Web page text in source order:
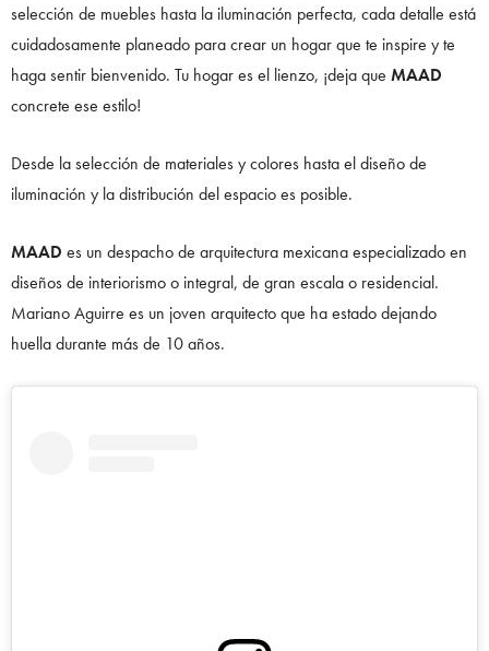
selección de muebles hasta la iluminación perfecta, cada detalle está
cuidadosamente planeado para crear un hogar que te inspire y te
haga sentir bienvenido. Tu hogar es el lienzo, ¡deja que MAAD
concrete ese estilo!
Desde la selección de materiales y colores hasta el diseño de
iluminación y la distribución del espacio es posible.
MAAD es un despacho de arquitectura mexicana especializado en
diseños de interiorismo o integral, de gran escala o residencial.
Mariano Aguirre es un joven arquitecto que ha estado dejando
huella durante más de 10 años.